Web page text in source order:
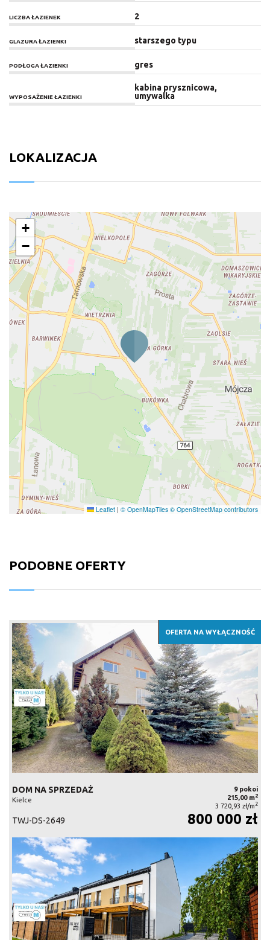
LICZBA ŁAZIENEK 2
GLAZURA ŁAZIENKI starszego typu
PODŁOGA ŁAZIENKI gres
WYPOSAŻENIE ŁAZIENKI
kabina prysznicowa,
umywalka
LOKALIZACJA
+
−
Leaflet | © OpenMapTiles © OpenStreetMap contributors
PODOBNE OFERTY
OFERTA NA WYŁĄCZNOŚĆ
DOM NA SPRZEDAŻ
Kielce
9 pokoi
215,00 m2
3 720,93 zł/m 2
TWJ-DS-2649 800 000 zł